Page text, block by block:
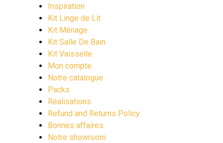
Inspiration
Kit Linge de Lit
Kit Ménage
Kit Salle De Bain
Kit Vaisselle
Mon compte
Notre catalogue
Packs
Réalisations
Refund and Returns Policy
Bonnes affaires
Notre showroom